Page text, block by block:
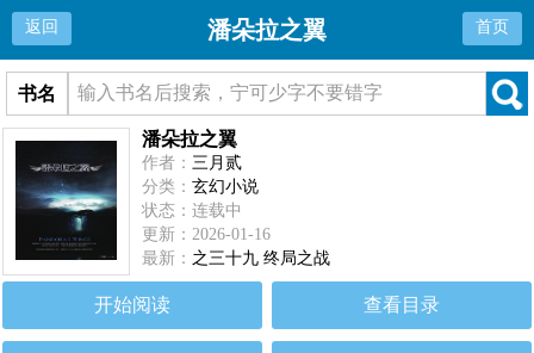
返回 潘朵拉之翼 首页
书名
潘朵拉之翼
作者：三月贰
分类：玄幻小说
状态：连载中
更新：2026-01-16
最新： 之三十九 终局之战
开始阅读 查看目录